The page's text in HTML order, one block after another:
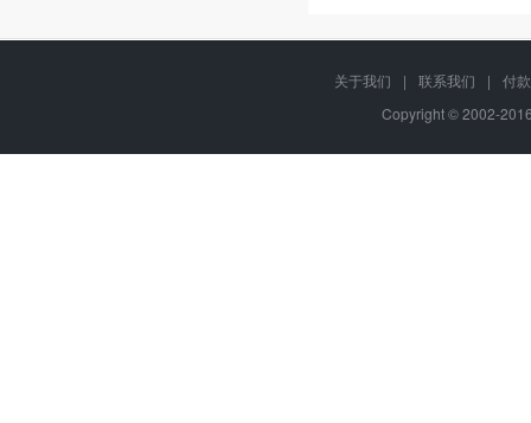
关于我们 | 联系我们 |
付
Copyright © 2002-